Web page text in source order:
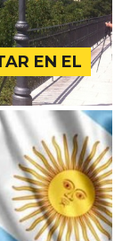
EN EL